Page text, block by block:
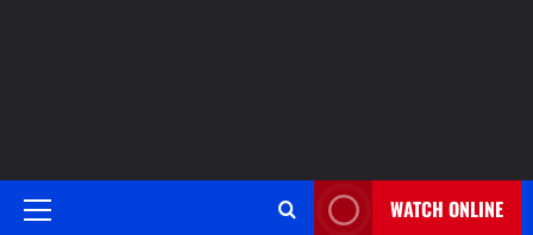
Primary
WATCH ONLINE